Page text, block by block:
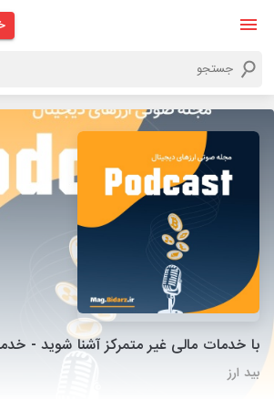
با خدمات مالی غیر متمرکز آشنا شوید -
بید ارز